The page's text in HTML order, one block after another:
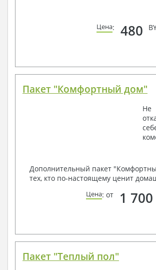
Цена: 480
Пакет "Комфортный дом"
Не
Дополнительный пакет
тех, кто по-настоящему ценит
Цена: от 1 700
Пакет "Теплый пол"